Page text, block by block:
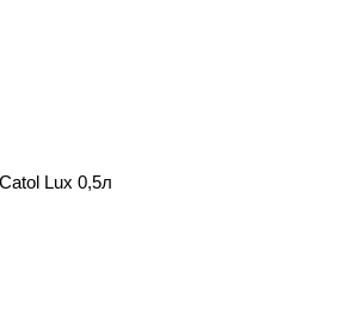
Lux 0,5л